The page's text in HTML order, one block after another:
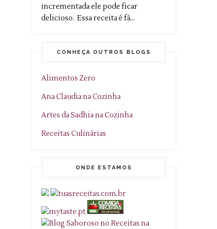
incrementada ele pode ficar
delicioso. Essa receita é fá...
CONHEÇA OUTROS BLOGS
Alimentos Zero
Ana Claudia na Cozinha
Artes da Sadhia na Cozinha
Receitas Culinárias
ONDE ESTAMOS